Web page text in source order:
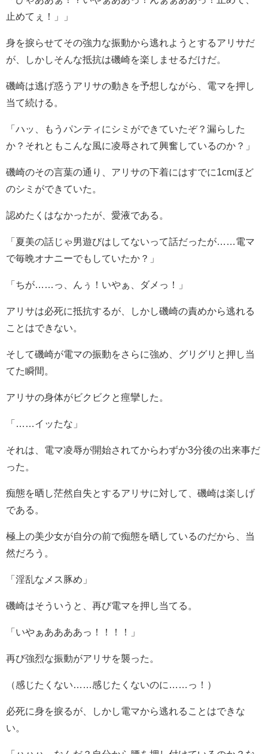
止めてぇ！」」
身を捩らせてその強力な振動から逃れようとするアリサだ
が、しかしそんな抵抗は磯崎を楽しませるだけだ。
磯崎は逃げ惑うアリサの動きを予想しながら、電マを押し
当て続ける。
「ハッ、もうパンティにシミができていたぞ？漏らした
か？それともこんな風に凌辱されて興奮しているのか？」
磯崎のその言葉の通り、アリサの下着にはすでに1cmほど
のシミができていた。
認めたくはなかったが、愛液である。
「夏美の話じゃ男遊びはしてないって話だったが……電マ
で毎晩オナニーでもしていたか？」
「ちが……っ、んぅ！いやぁ、ダメっ！」
アリサは必死に抵抗するが、しかし磯崎の責めから逃れる
ことはできない。
そして磯崎が電マの振動をさらに強め、グリグリと押し当
てた瞬間。
アリサの身体がビクビクと痙攣した。
「……イッたな」
それは、電マ凌辱が開始されてからわずか3分後の出来事だ
った。
痴態を晒し茫然自失とするアリサに対して、磯崎は楽しげ
である。
極上の美少女が自分の前で痴態を晒しているのだから、当
然だろう。
「淫乱なメス豚め」
磯崎はそういうと、再び電マを押し当てる。
「いやぁああああっ！！！！」
再び強烈な振動がアリサを襲った。
（感じたくない……感じたくないのに……っ！）
必死に身を捩るが、しかし電マから逃れることはできな
い。